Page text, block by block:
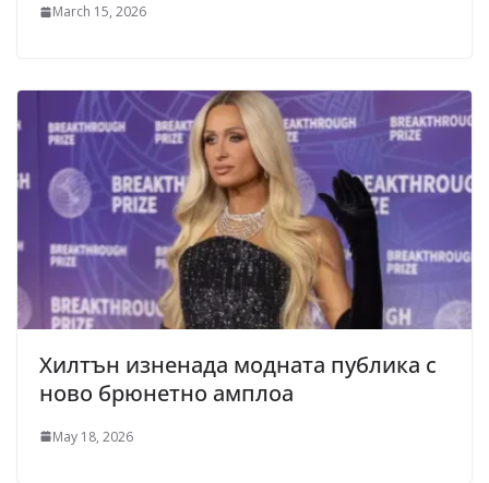
March 15, 2026
Хилтън изненада модната публика с
ново брюнетно амплоа
May 18, 2026